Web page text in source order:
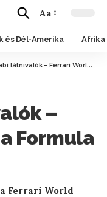
Aa
és Dél-Amerika Afrika
– Ferrari World és a Formula Rossa
–
Formula
Ferrari World